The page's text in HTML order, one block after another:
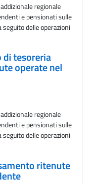
regionale
e pensionati sulle
delle operazioni
di tesoreria
operate nel
regionale
e pensionati sulle
delle operazioni
ritenute